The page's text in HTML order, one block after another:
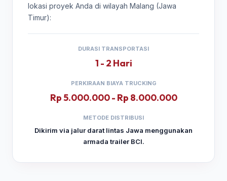
lokasi proyek Anda di wilayah Malang (Jawa
Timur):
DURASI TRANSPORTASI
1 - 2 Hari
PERKIRAAN BIAYA TRUCKING
Rp 5.000.000 - Rp 8.000.000
METODE DISTRIBUSI
Dikirim via jalur darat lintas Jawa menggunakan
armada trailer BCI.